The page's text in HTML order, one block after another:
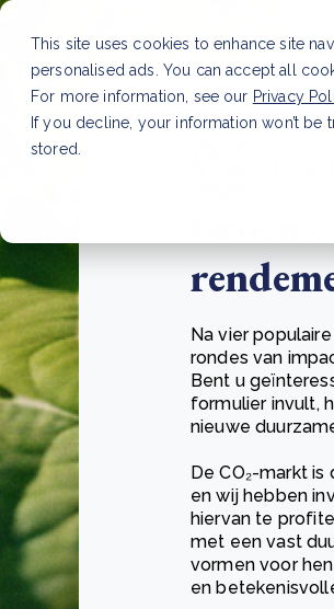
This site uses cookies to enhance site
personalised ads. You can accept all
For more information, see our Privacy
If you decline, your information won’t
stored.
Na vier
rondes van
Bent u
formulier invult,
nieuwe
De CO₂-markt
en wij hebben
hiervan te
met een vast
vormen voor
en